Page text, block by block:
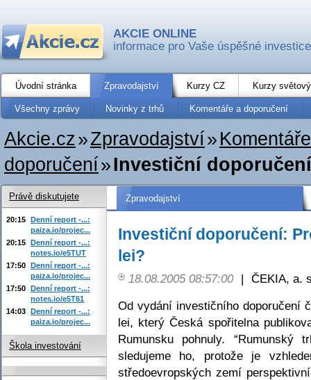
AKCIE ONLINE
informace pro Vaše úspěšné investice
Úvodní stránka Zpravodajství Kurzy CZ Kurzy
Všechny zprávy Novinky z trhů Komentáře a doporučení
Akcie.cz»Zpravodajství»
doporučení»Investiční
Zpravodajství
Investiční doporučení:
lei?
18.08.2005 08:57:00 | ČEKIA, a.
Od vydání investičního doporučení
lei, který Česká spořitelna
Rumunsku pohnuly. “Rumunský
sledujeme ho, protože je
středoevropských zemí
Právě diskutujete
20:15 Denní report -...:
paiza.io/projec...
20:15 Denní report -...:
notes.io/e5TUT
17:50 Denní report -...:
paiza.io/projec...
17:50 Denní report -...:
notes.io/e5T61
14:03 Denní report -...:
paiza.io/projec...
Škola investování